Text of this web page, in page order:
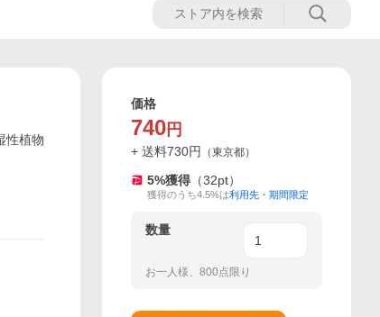
性植物
価格
740 円
+ 送料730円 （東京都）
5%獲得 （32pt）
獲得のうち4.5%は利用先・期間限定
数量
お一人様、800点限り